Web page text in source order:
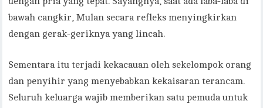
bawah cangkir, Mulan secara refleks menyingkirkan
dengan gerak-geriknya yang lincah.
Sementara itu terjadi kekacauan oleh sekelompok orang
dan penyihir yang menyebabkan kekaisaran terancam.
Seluruh keluarga wajib memberikan satu pemuda untuk